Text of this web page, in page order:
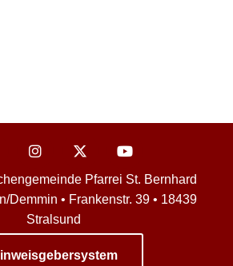
Pfarrei St. Bernhard
Demmin • Frankenstr. 39 • 18439
Stralsund